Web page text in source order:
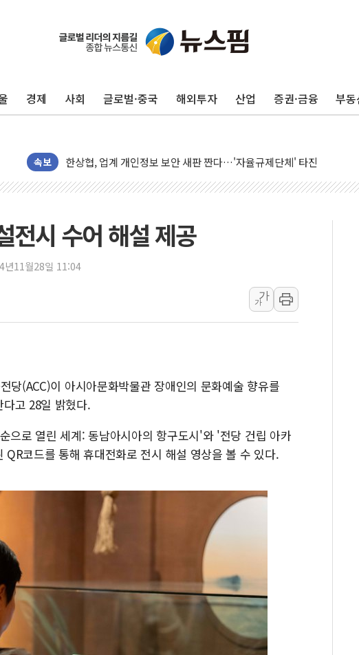
경제 사회 글로벌·중국 해외투자 산업 증권·금융 부
속보
10월 보완수사권 폐지·공소청 출범…피해자들 '범죄 사각지대' 우려
민주, 오늘 제주·인천 경선 결과 발표...'김민석 재역전 vs 정청래 격차
뉴욕증시, 고용 쇼크에 금리 인상 우려 후퇴…S&P500 최고치
트럼프, 쿡 연준 이사 해임 재추진…"26일까지 의혹 소명" 요구
미 연준 매파 기세 꺾이나…고용 감소에 9월 동결 전망 우세
[종합] 이슬람 수니파 3국, '공동방위협정' 체결… 이스라엘·이란 위협
트럼프, 백신·자폐증 행정명령 검토…"이르면 다음 주"
美 항소법원, 백악관 무도회장 공사 중단 명령…트럼프 제동
이란 핵심 원유 수출항 '하르그섬', 최근 1주일 이상 '올스톱'… 美 해상
美 고용 쇼크에 엔화 장중 급등…시장은 "또 개입했나" 촉각
[종합] 美 7월 고용 2만3000명 감소 '쇼크'…9월 금리 인상 기대 후퇴
[사진] 이슬람 수니파 3개국, 공동방위협정 체결
뉴욕증시 개장 전 특징주...아틀라시안·클라우드플레어·태양광주↑
보훈부, 미 DPAA와 MOU… "6·25 미군 실종자 7359명 끝까지 찾겠다"
특정 정치인 측근 포항시 정책특보 내정설...포항시 '시끌'
전시 수어 해설 제공
년11월28일 11:04
가
가
당(ACC)이 아시아문화박물관 장애인의 문화예술 향유를
고 28일 밝혔다.
으로 열린 세계: 동남아시아의 항구도시'와 '전당 건립 아카
코드를 통해 휴대전화로 전시 해설 영상을 볼 수 있다.